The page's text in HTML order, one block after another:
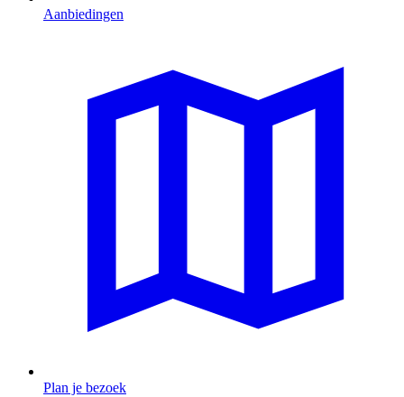
Aanbiedingen
Plan je bezoek